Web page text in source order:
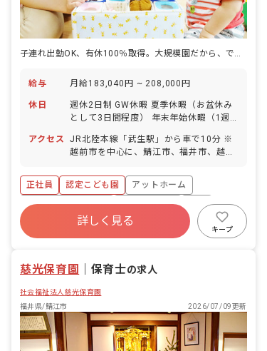
子連れ出勤OK、有休100％取得。大規模園だから、できる働き方がある
給与 月給183,040円 ~ 208,000円
休日
週休2日制 GW休暇 夏季休暇（お盆休み
として3日間程度） 年末年始休暇（1週
付与/半日～取得可能/5日以上の連休も
相談OK) 産前産後・育児休暇（取得率・
看護休暇 ◆年間休日115日＋有休取得率
100％！ 職員数にゆとりを持たせている
ため、お休みの相談がしやすい環境で
す。 ◆子育て中の職員の割合は全体の約
35％！産休取得後、復帰して子育てと両
＞ ・子どもの急な体調不良等の際も、園
談に乗ってくれるので助かっています。
有休なども「お互い様」の精神で、譲り
合いながら出来る限り希望通り取れるよ
うに助け合っています。
アクセス
JR北陸本線「武生駅」から車で10分 ※
越前市を中心に、鯖江市、福井市、越前
らっしゃいます。 ◆マイカー・バイク・
自転車通勤OK（無料駐車場、駐輪スペー
スあり） ◆駅前にはスーパーマーケット
や銀行などがあり、通勤のついでにお買
い物などもできる便利な立地です。
正社員 認定こども園
アットホーム
ボーナス・賞与あり
社会保険完備
有給
残業少なめ
昇給昇進あり
詳しく見る
キープ
慈光保育園 保育士の求人
社会福祉法人慈光保育園
福井県/鯖江市
2026/07/09更新